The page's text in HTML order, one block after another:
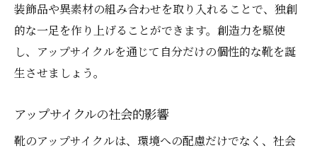
装飾品や異素材の組み合わせを取り入れることで、独創
的な一足を作り上げることができます。創造力を駆使
し、アップサイクルを通じて自分だけの個性的な靴を誕
生させましょう。
アップサイクルの社会的影響
靴のアップサイクルは、環境への配慮だけでなく、社会